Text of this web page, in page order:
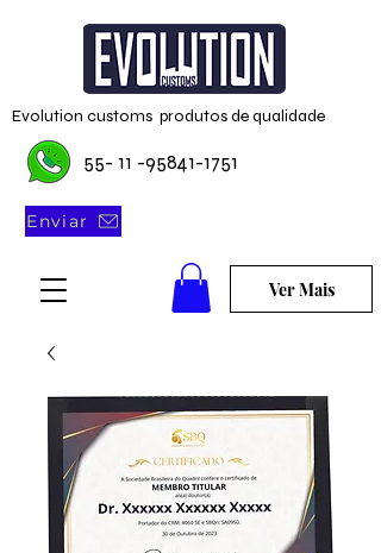
55- 11 -95841-1751
Enviar
Ver Mais
Evolution customs produtos de qualidade